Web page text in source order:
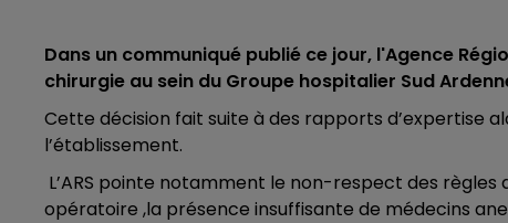
LE WEEK-END CHAMPAGNE FM
Dans un communiqué publié ce jour, l'Agence
chirurgie au sein du Groupe hospitalier Sud
Cette décision fait suite à des rapports d’expertise
l’établissement.
L’ARS pointe notamment le non-respect des
opératoire ,la présence insuffisante de médecins